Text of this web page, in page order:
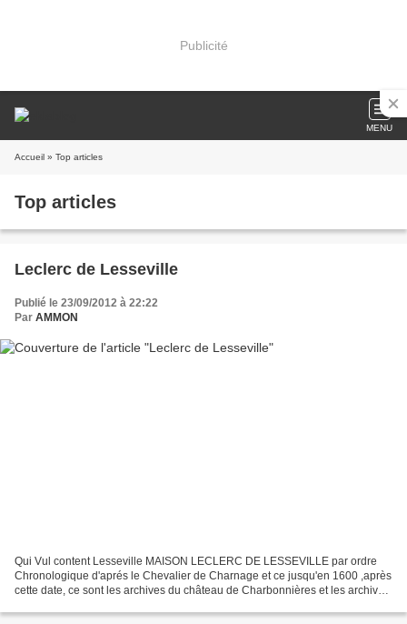
Publicité
MENU
Accueil » Top articles
Top articles
Leclerc de Lesseville
Publié le 23/09/2012 à 22:22
Par AMMON
Qui Vul content Lesseville MAISON LECLERC DE LESSEVILLE par ordre
Chronologique d'aprés le Chevalier de Charnage et ce jusqu'en 1600 ,après
cette date, ce sont les archives du château de Charbonnières et les archives